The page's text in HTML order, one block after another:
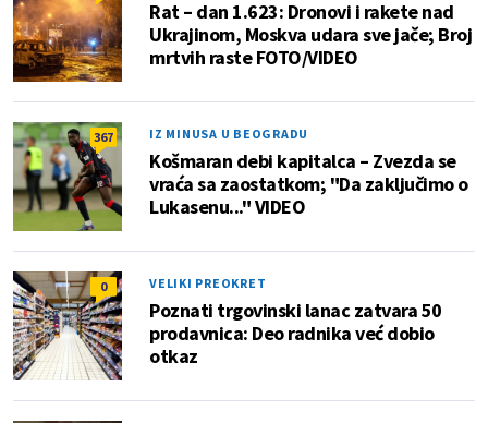
Rat – dan 1.623: Dronovi i rakete nad
Ukrajinom, Moskva udara sve jače; Broj
mrtvih raste FOTO/VIDEO
367 IZ MINUSA U BEOGRADU
Košmaran debi kapitalca – Zvezda se
vraća sa zaostatkom; "Da zaključimo o
Lukasenu..." VIDEO
0 VELIKI PREOKRET
Poznati trgovinski lanac zatvara 50
prodavnica: Deo radnika već dobio
otkaz